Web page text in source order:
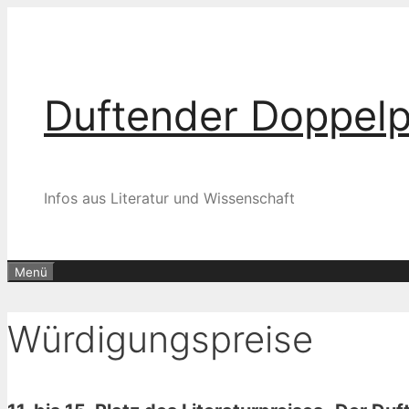
Duftender
Infos aus Literatur und Wissenschaft
Menü
Würdigungspreise